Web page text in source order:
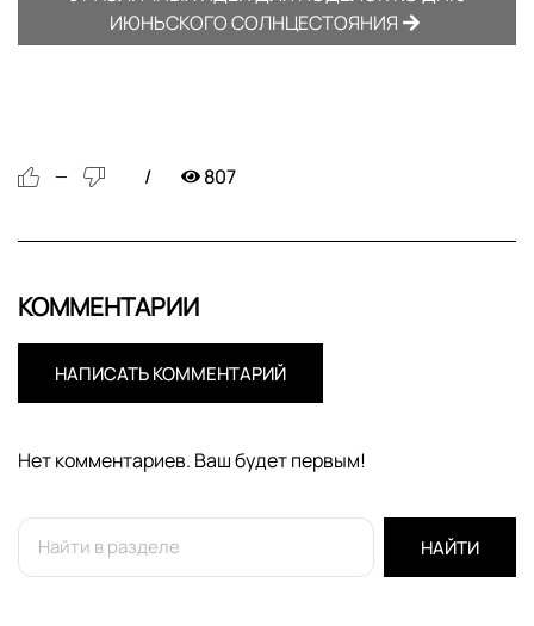
ИЮНЬСКОГО СОЛНЦЕСТОЯНИЯ
— 807
КОММЕНТАРИИ
НАПИСАТЬ КОММЕНТАРИЙ
Нет комментариев. Ваш будет первым!
НАЙТИ